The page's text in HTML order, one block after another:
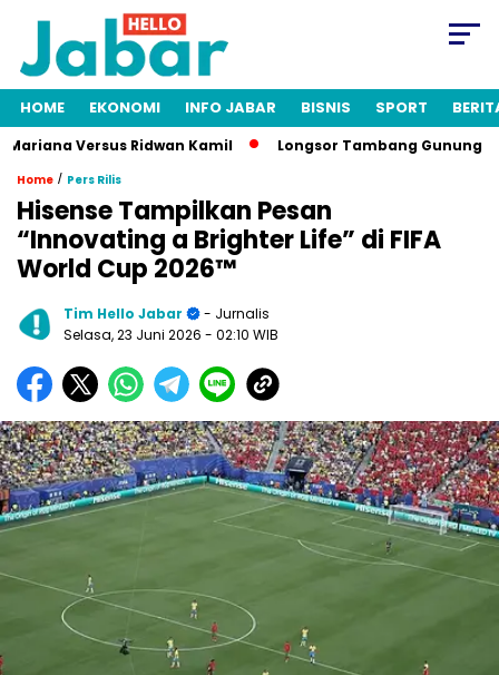
HOME EKONOMI INFO JABAR BISNIS SPORT
Versus Ridwan Kamil Longsor Tambang Gunung
Home / Pers Rilis
Hisense Tampilkan Pesan
“Innovating a Brighter Life” di FIFA
World Cup 2026™
Tim Hello Jabar
- Jurnalis
Selasa, 23 Juni 2026 - 02:10 WIB